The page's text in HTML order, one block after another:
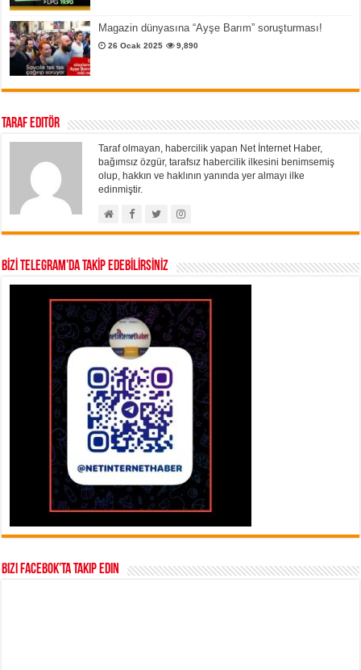
Magazin dünyasına “Ayşe Barım” soruşturması!
26 Ocak 2025 9,890
Taraf Editör
Taraf olmayan, habercilik yapan Net İnternet Haber,
bağımsız özgür, tarafsız habercilik ilkesini benimsemiş
olup, hakkın ve haklının yanında yer almayı ilke
edinmiştir.
BİZİ TELEGRAM’DA TAKİP EDEBİLİRSİNİZ
Bizi Facebok’ta takip edin